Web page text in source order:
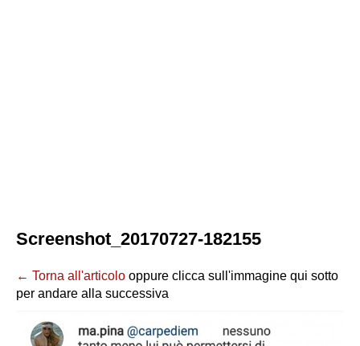
Screenshot_20170727-182155
← Torna all'articolo oppure clicca sull'immagine qui sotto
per andare alla successiva